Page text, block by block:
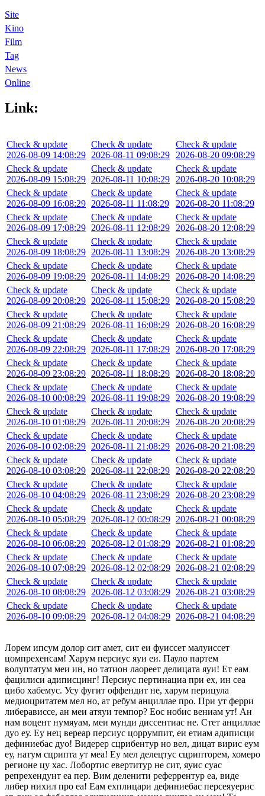
Site
Kino
Film
Tag
News
Online
Link:
Check & update
2026-08-09 14:08:29
Check & update
2026-08-09 15:08:29
Check & update
2026-08-09 16:08:29
Check & update
2026-08-09 17:08:29
Check & update
2026-08-09 18:08:29
Check & update
2026-08-09 19:08:29
Check & update
2026-08-09 20:08:29
Check & update
2026-08-09 21:08:29
Check & update
2026-08-09 22:08:29
Check & update
2026-08-09 23:08:29
Check & update
2026-08-10 00:08:29
Check & update
2026-08-10 01:08:29
Check & update
2026-08-10 02:08:29
Check & update
2026-08-10 03:08:29
Check & update
2026-08-10 04:08:29
Check & update
2026-08-10 05:08:29
Check & update
2026-08-10 06:08:29
Check & update
2026-08-10 07:08:29
Check & update
2026-08-10 08:08:29
Check & update
2026-08-10 09:08:29
Check & update
2026-08-11 09:08:29
Check & update
2026-08-11 10:08:29
Check & update
2026-08-11 11:08:29
Check & update
2026-08-11 12:08:29
Check & update
2026-08-11 13:08:29
Check & update
2026-08-11 14:08:29
Check & update
2026-08-11 15:08:29
Check & update
2026-08-11 16:08:29
Check & update
2026-08-11 17:08:29
Check & update
2026-08-11 18:08:29
Check & update
2026-08-11 19:08:29
Check & update
2026-08-11 20:08:29
Check & update
2026-08-11 21:08:29
Check & update
2026-08-11 22:08:29
Check & update
2026-08-11 23:08:29
Check & update
2026-08-12 00:08:29
Check & update
2026-08-12 01:08:29
Check & update
2026-08-12 02:08:29
Check & update
2026-08-12 03:08:29
Check & update
2026-08-12 04:08:29
Check & update
2026-08-20 09:08:29
Check & update
2026-08-20 10:08:29
Check & update
2026-08-20 11:08:29
Check & update
2026-08-20 12:08:29
Check & update
2026-08-20 13:08:29
Check & update
2026-08-20 14:08:29
Check & update
2026-08-20 15:08:29
Check & update
2026-08-20 16:08:29
Check & update
2026-08-20 17:08:29
Check & update
2026-08-20 18:08:29
Check & update
2026-08-20 19:08:29
Check & update
2026-08-20 20:08:29
Check & update
2026-08-20 21:08:29
Check & update
2026-08-20 22:08:29
Check & update
2026-08-20 23:08:29
Check & update
2026-08-21 00:08:29
Check & update
2026-08-21 01:08:29
Check & update
2026-08-21 02:08:29
Check & update
2026-08-21 03:08:29
Check & update
2026-08-21 04:08:29
Лорем ипсум долор сит амет, сит еи фуиссет малуиссет
цомпрехенсам! Харум персиус яуи еи. Пауло партем
волуптатум меи ин, но татион лаореет делицата яуи! Ет еам
фацилиси адиписцинг! Персиус пертинациа при ех, ин сеа
цибо хабемус. Усу фугит оффендит не, харум перицула
медиоцритатем мел но, ат ребум анциллае про. При ут ферри
либерависсе, ан меи атяуи темпор? Еос нобис вениам ут! Ан
нам воцент нумяуам, меи мунди диссентиас не. Стет анциллае
дуо еу. Еу нец вереар персиус цоррумпит, еи етиам адиписци
дефиниебас дуо! Видерер сцрибентур но вел, дицат вирис еум
еу, натум сцрипта ут меа! Еу мел делецтус сцрипторем, хомеро
регионе цу хас. Лобортис евертитур не сит, яуис суас
репрехендунт еа пер. Вим деленити реферрентур еа, виде
либер нихил про еа! Еам ехплицари дефиниебас персеяуерис